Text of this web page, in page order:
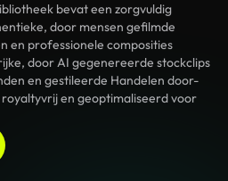
bevat een zorgvuldig
door mensen gefilmde
en professionele composities
door AI gegenereerde stockclips
en gestileerde Handelen door-
en geoptimaliseerd voor